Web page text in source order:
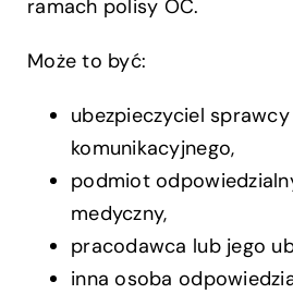
ramach polisy OC.
Może to być:
ubezpieczyciel
komunikacyjnego,
podmiot
medyczny,
pracodawca lub jego
inna osoba